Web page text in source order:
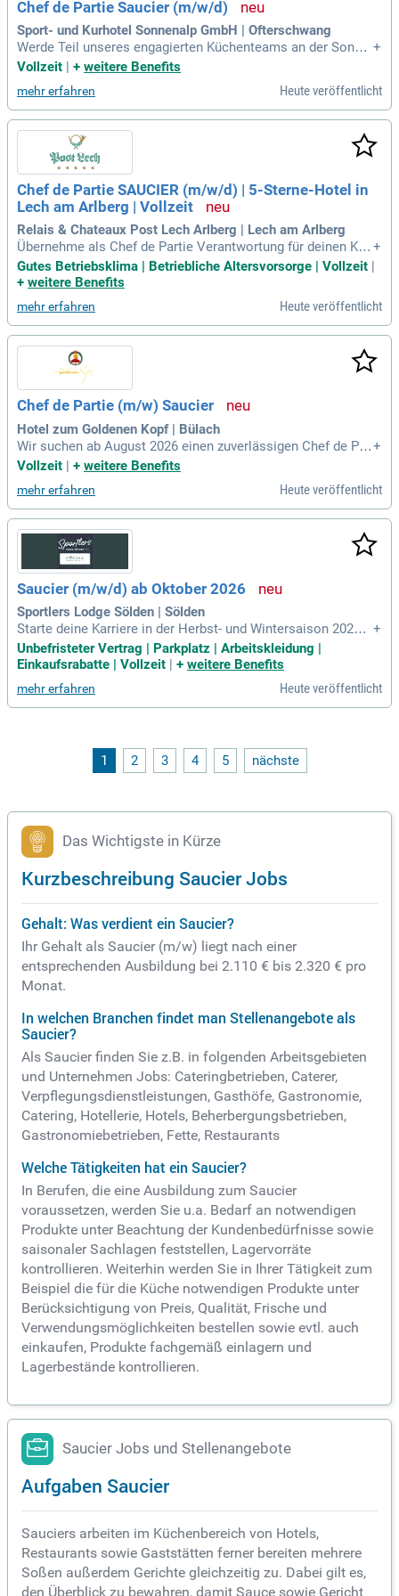
nvergessliches Erlebnis zu bieten. Stellen Sie den Gast stet
s in den Mittelpunkt Ihrer Arbeit und überzeugen Sie durch Ih
ren ausgezeichneten Service.
Chef de Partie Saucier (m/w/d)
Sport- und Kurhotel Sonnenalp GmbH | Ofterschwang
Werde Teil unseres engagierten Küchenteams an der Sonne
nalp! Wir suchen kreative Köchinnen und Köche mit einer ab
g. Deine Erfahrung auf der Saucier-Position und die Leidens
chaft für traditionelle sowie moderne Kochtechniken sind g
efragt. Bei uns erwarten dich nicht nur ein spannendes Arbei
tsumfeld, sondern auch zahlreiche Vorteile wie Mitarbeiter-
Schwimmen, Team-Events und moderne Unterkünfte. Du sol
ltest Teamfähigkeit, Flexibilität sowie gute Deutschkenntnis
se mitbringen. Kontaktiere Rafael Schittler, unseren Head of
People & Culture, um mehr zu erfahren und Teil unseres Tea
ms zu werden!
+
Vollzeit | + weitere Benefits
mehr erfahren Heute veröffentlicht
Chef de Partie SAUCIER (m/w/d) | 5-Sterne-Hotel in
Lech am Arlberg | Vollzeit
Relais & Chateaux Post Lech Arlberg | Lech am Arlberg
Übernehme als Chef de Partie Verantwortung für deinen Küc
henposten! Leite dein Team und garantiere höchste kulinari
sche Qualität—vom perfekten Mise en Place bis zum letzte
+
Gutes Betriebsklima | Betriebliche Altersvorsorge | Vollzeit
+ weitere Benefits
mehr erfahren Heute veröffentlicht
Chef de Partie (m/w) Saucier
Hotel zum Goldenen Kopf | Bülach
Wir suchen ab August 2026 einen zuverlässigen Chef de Par
tie Saucier (m/w) in Vollzeit. Zu Ihren Aufgaben gehören die
unter Verwendung frischer, saisonaler Produkte. Sie unterst
ützen bei der Ausbildung unserer Lernenden und halten dabe
i die HACCP-Richtlinien ein. Voraussetzung ist eine abgesc
hlossene Lehre als Koch/Köchin EFZ sowie Berufserfahrung
in einer lebhaften Küche. Gute Deutschkenntnisse (mindest
ens Niveau B1) und eine serviceorientierte, teamfähige Pers
önlichkeit sind ebenso wichtig. Werden Sie Teil eines innov
ativen, jungen Teams und gestalten Sie mit uns kulinarische
Erlebnisse!
+
Vollzeit | + weitere Benefits
mehr erfahren Heute veröffentlicht
Saucier (m/w/d) ab Oktober 2026
Sportlers Lodge Sölden | Sölden
Starte deine Karriere in der Herbst- und Wintersaison 2026/2
7! Ab Oktober oder nach Vereinbarung in Vollzeit. Leidensch
aft für frische, regionale und hochwertige Lebensmittel? Da
ste!
+
Unbefristeter Vertrag | Parkplatz | Arbeitskleidung |
Einkaufsrabatte | Vollzeit | + weitere Benefits
mehr erfahren Heute veröffentlicht
1 2 3 4 5 nächste
Das Wichtigste in Kürze
Kurzbeschreibung Saucier Jobs
Gehalt: Was verdient ein Saucier?
Ihr Gehalt als Saucier (m/w) liegt nach einer
entsprechenden Ausbildung bei 2.110 € bis 2.320 € pro
Monat.
In welchen Branchen findet man Stellenangebote als
Saucier?
Als Saucier finden Sie z.B. in folgenden Arbeitsgebieten
und Unternehmen Jobs: Cateringbetrieben, Caterer,
Verpflegungsdienstleistungen, Gasthöfe, Gastronomie,
Catering, Hotellerie, Hotels, Beherbergungsbetrieben,
Gastronomiebetrieben, Fette, Restaurants
Welche Tätigkeiten hat ein Saucier?
In Berufen, die eine Ausbildung zum Saucier
voraussetzen, werden Sie u.a. Bedarf an notwendigen
Produkte unter Beachtung der Kundenbedürfnisse sowie
saisonaler Sachlagen feststellen, Lagervorräte
kontrollieren. Weiterhin werden Sie in Ihrer Tätigkeit zum
Beispiel die für die Küche notwendigen Produkte unter
Berücksichtigung von Preis, Qualität, Frische und
Verwendungsmöglichkeiten bestellen sowie evtl. auch
einkaufen, Produkte fachgemäß einlagern und
Lagerbestände kontrollieren.
Saucier Jobs und Stellenangebote
Aufgaben Saucier
Sauciers arbeiten im Küchenbereich von Hotels,
Restaurants sowie Gaststätten ferner bereiten mehrere
Soßen außerdem Gerichte gleichzeitig zu. Dabei gilt es,
den Überblick zu bewahren, damit Sauce sowie Gericht